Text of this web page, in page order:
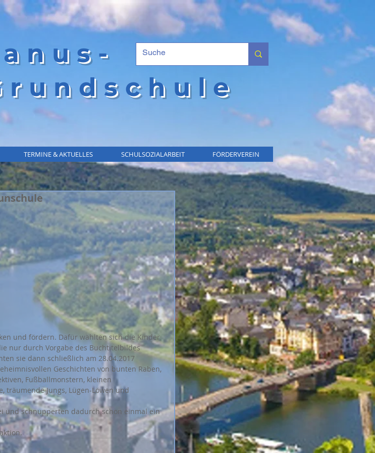
TERMINE & AKTUELLES SCHULSOZIALARBEIT FÖRDERVEREIN
und fördern. Dafür wählten sich die Kinder
nur durch Vorgabe des Buchtitelbildes
sie dann schließlich am 28.04.2017
Geschichten von bunten Raben,
Fußballmonstern, kleinen
träumende Jungs, Lügen-Löwen und
und schnupperten dadurch schon einmal ein